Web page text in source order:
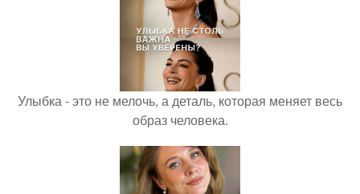
Улыбка - это не мелочь, а деталь, которая меняет весь
образ человека.